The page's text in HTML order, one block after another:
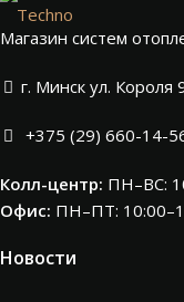
Techno
Магазин систем
г. Минск ул. Короля
+375 (29) 660-14-
Колл-центр: ПН–ВС:
Офис: ПН–ПТ:
Новости